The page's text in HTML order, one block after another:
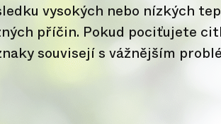
vysokých nebo nízkých
příčin. Pokud pociťujete
souvisejí s vážnějším